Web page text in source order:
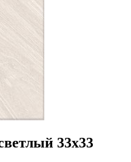
33х33